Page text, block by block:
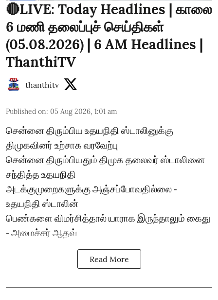
🔴LIVE: Today Headlines | காலை
6 மணி தலைப்புச் செய்திகள்
(05.08.2026) | 6 AM Headlines |
ThanthiTV
thanthitv
Published on: 05 Aug 2026, 1:01 am
சென்னை திரும்பிய உதயநிதி ஸ்டாலினுக்கு
திமுகவினர் உற்சாக வரவேற்பு
சென்னை திரும்பியதும் திமுக தலைவர் ஸ்டாலினை
சந்தித்த உதயநிதி
அடக்குமுறைகளுக்கு அஞ்சப்போவதில்லை -
உதயநிதி ஸ்டாலின்
பெண்களை விமர்சித்தால் யாராக இருந்தாலும் கைது
- அமைச்சர் ஆதவ்
Read More